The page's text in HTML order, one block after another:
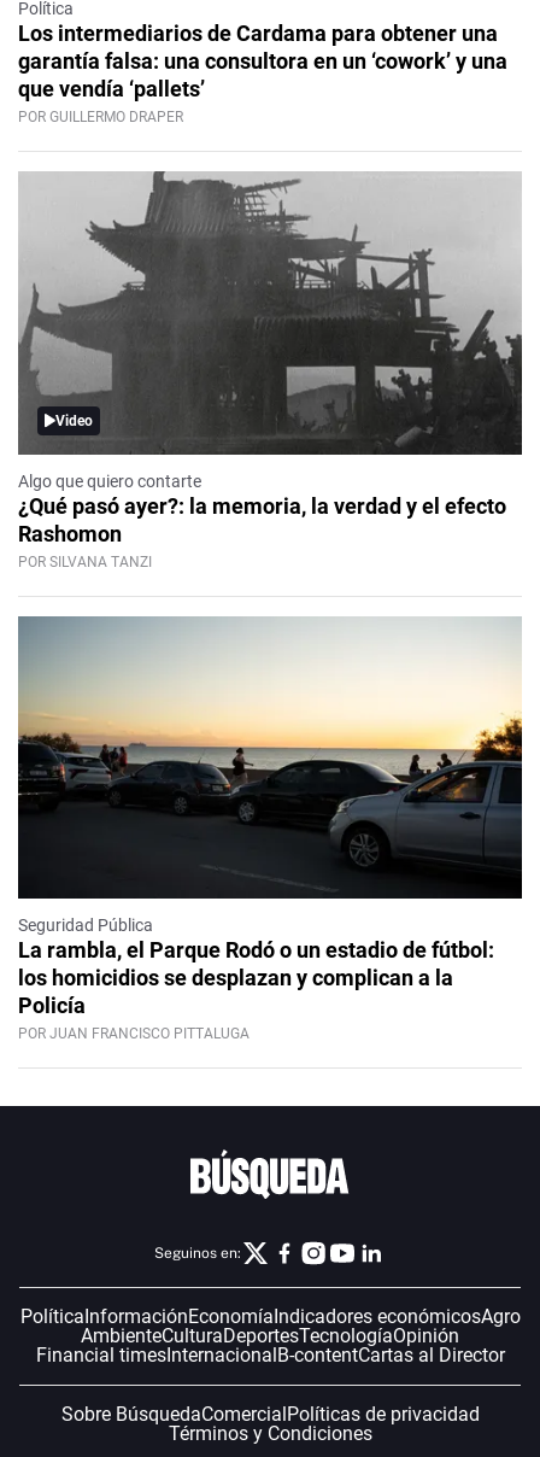
Política
Los intermediarios de Cardama para obtener una
garantía falsa: una consultora en un ‘cowork’ y una
que vendía ‘pallets’
POR GUILLERMO DRAPER
Video
Algo que quiero contarte
¿Qué pasó ayer?: la memoria, la verdad y el efecto
Rashomon
POR SILVANA TANZI
Seguridad Pública
La rambla, el Parque Rodó o un estadio de fútbol:
los homicidios se desplazan y complican a la
Policía
POR JUAN FRANCISCO PITTALUGA
Seguinos en:
Política InformaciónEconomía Indicadores económicosAgro
AmbienteCulturaDeportesTecnologíaOpinión
Financial timesInternacional B-contentCartas al Director
Sobre BúsquedaComercial Políticas de privacidad
Términos y Condiciones